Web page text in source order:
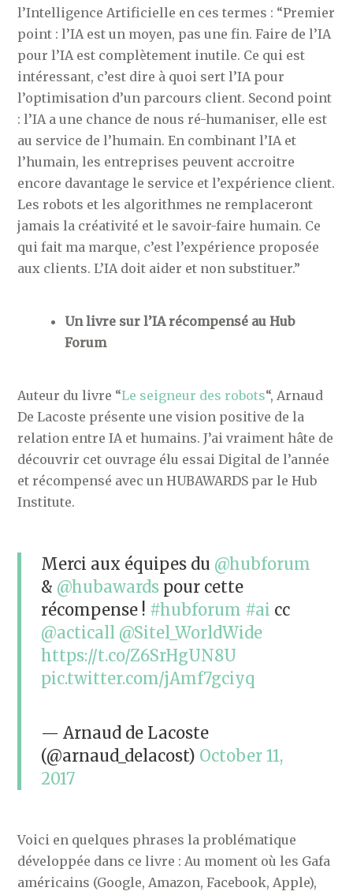
l’Intelligence Artificielle en ces termes : “Premier
point : l’IA est un moyen, pas une fin. Faire de l’IA
pour l’IA est complètement inutile. Ce qui est
intéressant, c’est dire à quoi sert l’IA pour
l’optimisation d’un parcours client. Second point
: l’IA a une chance de nous ré-humaniser, elle est
au service de l’humain. En combinant l’IA et
l’humain, les entreprises peuvent accroitre
encore davantage le service et l’expérience client.
Les robots et les algorithmes ne remplaceront
jamais la créativité et le savoir-faire humain. Ce
qui fait ma marque, c’est l’expérience proposée
aux clients. L’IA doit aider et non substituer.”
Un livre sur l’IA récompensé au Hub
Forum
Auteur du livre “Le seigneur des robots“, Arnaud
De Lacoste présente une vision positive de la
relation entre IA et humains. J’ai vraiment hâte de
découvrir cet ouvrage élu essai Digital de l’année
et récompensé avec un HUBAWARDS par le Hub
Institute.
Merci aux équipes du @hubforum
& @hubawards pour cette
récompense ! #hubforum #ai cc
@acticall @Sitel_WorldWide
https://t.co/Z6SrHgUN8U
pic.twitter.com/jAmf7gciyq
— Arnaud de Lacoste
(@arnaud_delacost) October 11,
2017
Voici en quelques phrases la problématique
développée dans ce livre : Au moment où les Gafa
américains (Google, Amazon, Facebook, Apple),